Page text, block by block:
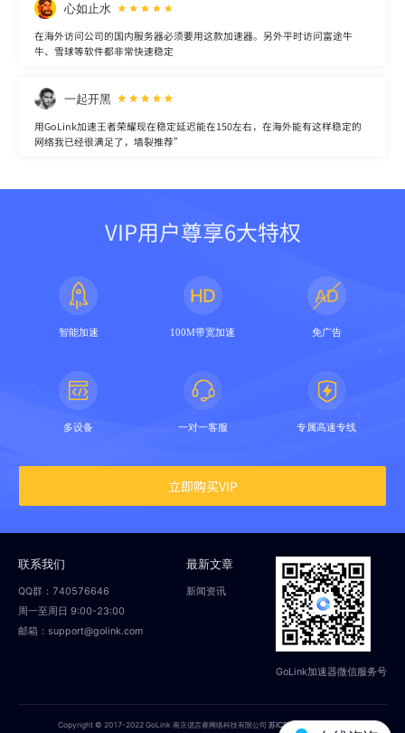
心如止水
在海外访问公司的国内服务器必须要用这款加速器。另外平时访问富途牛
牛、雪球等软件都非常快速稳定
一起开黑
用GoLink加速王者荣耀现在稳定延迟能在150左右，在海外能有这样稳定的
网络我已经很满足了，墙裂推荐”
VIP用户尊享6大特权
智能加速 100M带宽加速 免广告
多设备 一对一客服 专属高速专线
立即购买VIP
联系我们
QQ群：740576646
周一至周日 9:00-23:00
邮箱：support@golink.com
最新文章
新闻资讯
GoLink加速器微信服务号
Copyright © 2017-2022 GoLink 南京偲言睿网络科技有限公司苏ICP备18014251号-2